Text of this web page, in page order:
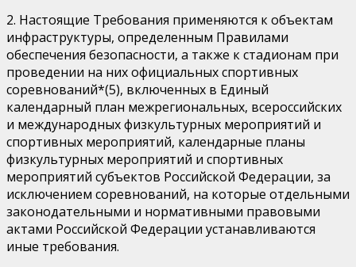
2. Настоящие Требования применяются к объектам
инфраструктуры, определенным Правилами
обеспечения безопасности, а также к стадионам при
проведении на них официальных спортивных
соревнований*(5), включенных в Единый
календарный план межрегиональных, всероссийских
и международных физкультурных мероприятий и
спортивных мероприятий, календарные планы
физкультурных мероприятий и спортивных
мероприятий субъектов Российской Федерации, за
исключением соревнований, на которые отдельными
законодательными и нормативными правовыми
актами Российской Федерации устанавливаются
иные требования.